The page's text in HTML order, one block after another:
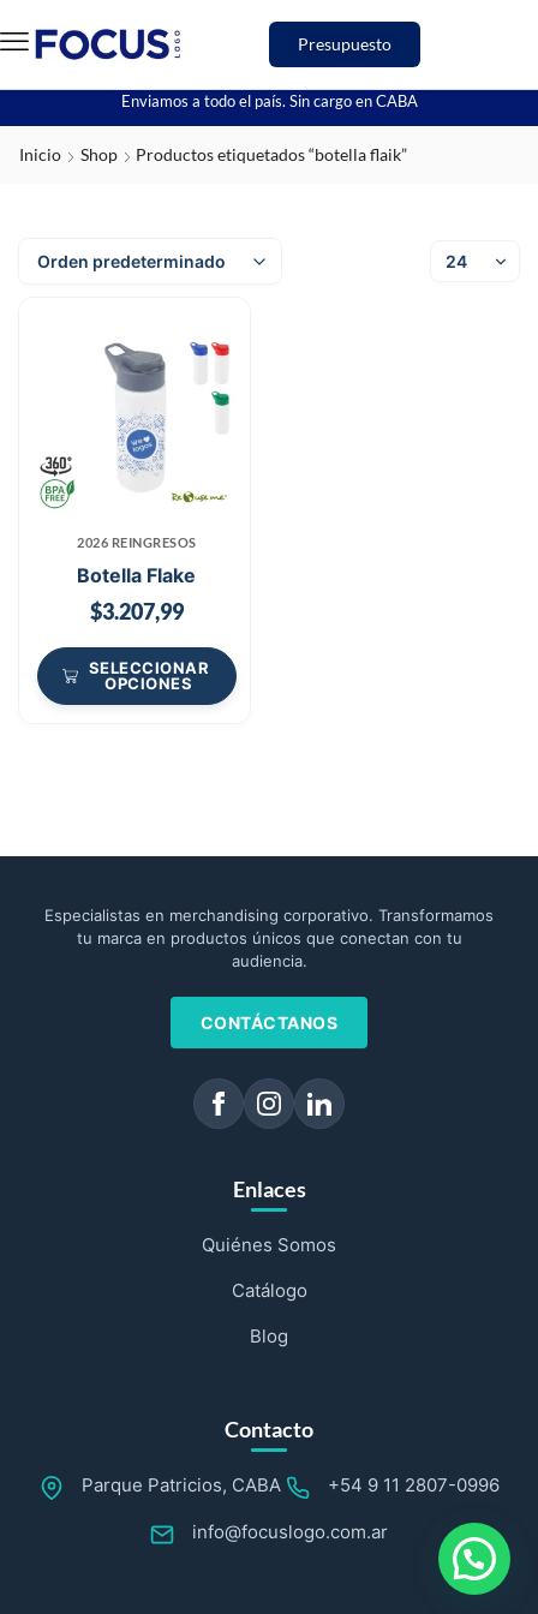
Presupuesto
Enviamos a todo el país. Sin cargo en CABA
Inicio Shop Productos etiquetados “botella flaik”
2026 REINGRESOS
Botella Flake
$3.207,99
SELECCIONAR
OPCIONES
Especialistas en merchandising corporativo. Transformamos
tu marca en productos únicos que conectan con tu
audiencia.
CONTÁCTANOS
Enlaces
Quiénes Somos
Catálogo
Blog
Contacto
Parque Patricios, CABA +54 9 11 2807-0996
info@focuslogo.com.ar